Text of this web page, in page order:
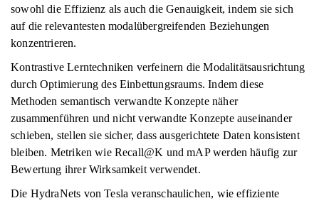
sowohl die Effizienz als auch die Genauigkeit, indem sie sich
auf die relevantesten modalübergreifenden Beziehungen
konzentrieren.
Kontrastive Lerntechniken verfeinern die Modalitätsausrichtung
durch Optimierung des Einbettungsraums. Indem diese
Methoden semantisch verwandte Konzepte näher
zusammenführen und nicht verwandte Konzepte auseinander
schieben, stellen sie sicher, dass ausgerichtete Daten konsistent
bleiben. Metriken wie Recall@K und mAP werden häufig zur
Bewertung ihrer Wirksamkeit verwendet.
Die HydraNets von Tesla veranschaulichen, wie effiziente